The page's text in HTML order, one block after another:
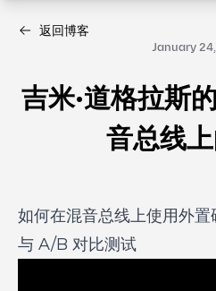
返回博客
January
吉米·道格拉斯
音总线
如何在混音总线上使用外
与 A/B 对比测试